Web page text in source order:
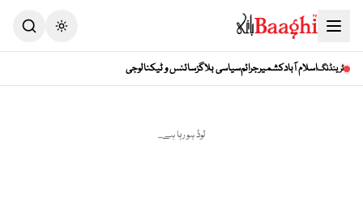
Toggle theme
ٹرینڈنگاسلام آبادکشمیرجرائمسیاسی بلاگزسائنس و ٹیکنالوجی
لوڈ ہو رہا ہے...